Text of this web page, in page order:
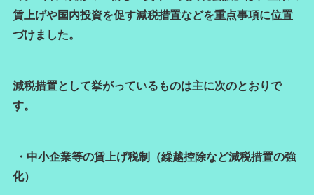
賃上げや国内投資を促す減税措置などを重点事項に位置
づけました。
減税措置として挙がっているものは主に次のとおりで
す。
・中小企業等の賃上げ税制（繰越控除など減税措置の強
化）